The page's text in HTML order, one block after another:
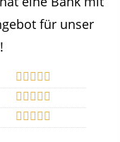
für unser